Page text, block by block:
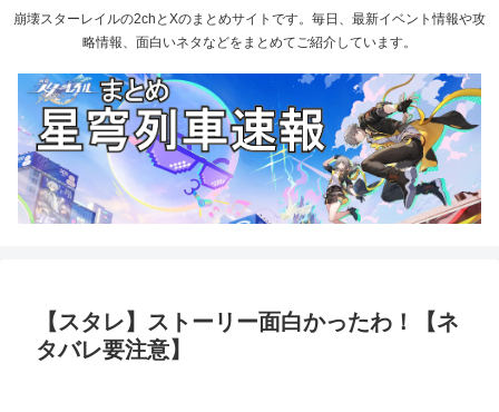
崩壊スターレイルの2chとXのまとめサイトです。毎日、最新イベント情報や攻
略情報、面白いネタなどをまとめてご紹介しています。
【スタレ】ストーリー面白かったわ！【ネ
タバレ要注意】